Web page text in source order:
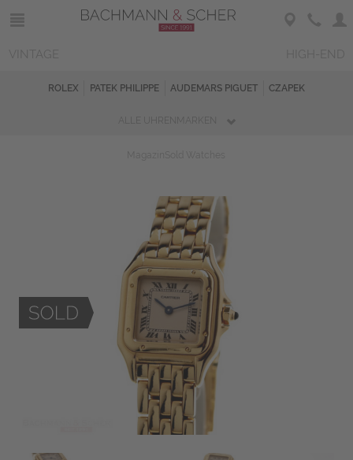
ROLEX PATEK PHILIPPE AUDEMARS PIGUET CZAPEK